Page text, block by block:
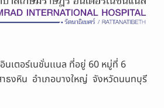
นเตอร์เนชั่นเเนล ที่อยู่ 60 หมู่ที่ 6
ธงหิน อำเภอบางใหญ่ จังหวัดนนทบุรี